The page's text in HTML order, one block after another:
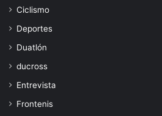
Ciclismo
Deportes
Duatlón
ducross
Entrevista
Frontenis